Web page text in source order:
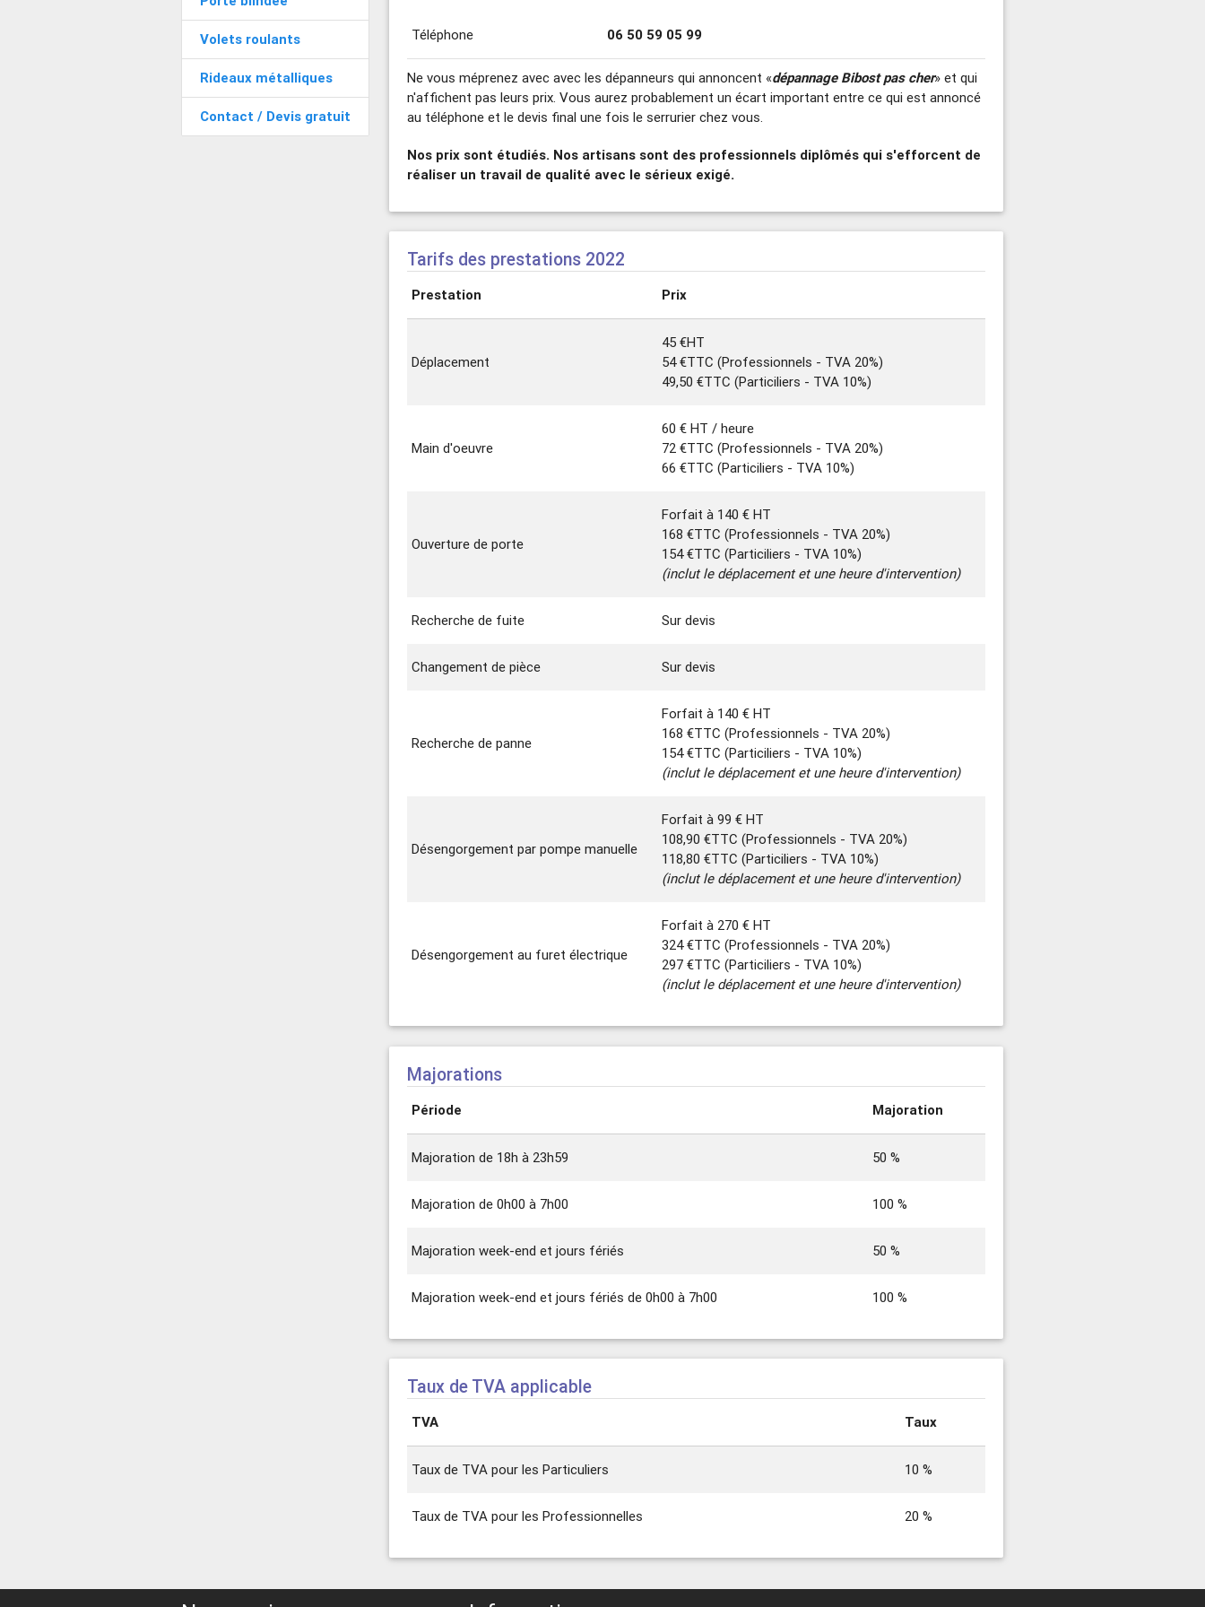
Volets roulants
Rideaux métalliques
Contact / Devis gratuit
Téléphone 06 50 59 05 99
Ne vous méprenez avec avec les dépanneurs qui annoncent «dépannage Bibost pas cher» et qui
n'affichent pas leurs prix. Vous aurez probablement un écart important entre ce qui est annoncé
au téléphone et le devis final une fois le serrurier chez vous.
Nos prix sont étudiés. Nos artisans sont des professionnels diplômés qui s'efforcent de
réaliser un travail de qualité avec le sérieux exigé.
Tarifs des prestations 2022
Prestation Prix
Déplacement
45 €HT
54 €TTC (Professionnels - TVA 20%)
49,50 €TTC (Particiliers - TVA 10%)
Main d'oeuvre
60 € HT / heure
72 €TTC (Professionnels - TVA 20%)
66 €TTC (Particiliers - TVA 10%)
Ouverture de porte
Forfait à 140 € HT
168 €TTC (Professionnels - TVA 20%)
154 €TTC (Particiliers - TVA 10%)
(inclut le déplacement et une heure d'intervention)
Recherche de fuite Sur devis
Changement de pièce Sur devis
Recherche de panne
Forfait à 140 € HT
168 €TTC (Professionnels - TVA 20%)
154 €TTC (Particiliers - TVA 10%)
(inclut le déplacement et une heure d'intervention)
Désengorgement par pompe manuelle
Forfait à 99 € HT
108,90 €TTC (Professionnels - TVA 20%)
118,80 €TTC (Particiliers - TVA 10%)
(inclut le déplacement et une heure d'intervention)
Désengorgement au furet électrique
Forfait à 270 € HT
324 €TTC (Professionnels - TVA 20%)
297 €TTC (Particiliers - TVA 10%)
(inclut le déplacement et une heure d'intervention)
Majorations
Période Majoration
Majoration de 18h à 23h59 50 %
Majoration de 0h00 à 7h00 100 %
Majoration week-end et jours fériés 50 %
Majoration week-end et jours fériés de 0h00 à 7h00 100 %
Taux de TVA applicable
TVA Taux
Taux de TVA pour les Particuliers 10 %
Taux de TVA pour les Professionnelles 20 %